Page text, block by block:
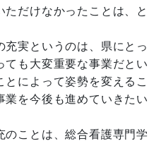
ただけなかったことは、と
実というのは、県にとっ
ても大変重要な事業だとい
によって姿勢を変えるこ
業を今後も進めていきたい
ことは、総合看護専門学